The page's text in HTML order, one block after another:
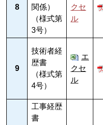
8
関係）
（様式第
3号）
クセ
ル
9
技術者経
歴書
（様式第
4号）
エ
クセ
ル
工事経歴
書